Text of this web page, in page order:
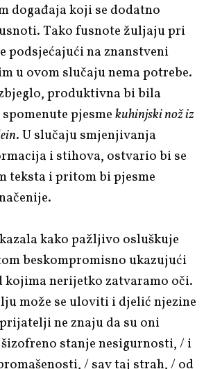
događaja koji se dodatno
Tako fusnote žuljaju pri
podsjećajući na znanstveni
u ovom slučaju nema potrebe.
produktivna bi bila
pjesmekuhinjski nož iz
. U slučaju smjenjivanja
i stihova, ostvario bi se
teksta i pritom bi pjesme
kako pažljivo osluškuje
beskompromisno ukazujući
kojima nerijetko zatvaramo oči.
može se uloviti i djelić njezine
ne znaju da su oni
stanje nesigurnosti, / i
/ sav taj strah, / od